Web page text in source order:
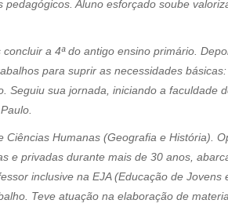
Aluno esforçado soube
a 4ª do antigo ensino primário.
para suprir as necessidades
sua jornada, iniciando a faculdade
Humanas (Geografia e História).
e privadas durante mais de 30 anos,
inclusive na EJA (Educação de Jovens
Teve atuação na elaboração de